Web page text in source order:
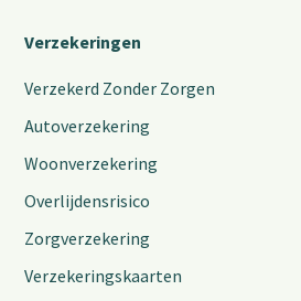
Verzekeringen
Verzekerd Zonder Zorgen
Autoverzekering
Woonverzekering
Overlijdensrisico
Zorgverzekering
Verzekeringskaarten